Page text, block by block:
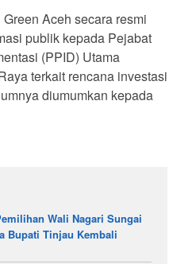
Aceh secara resmi
publik kepada Pejabat
(PPID) Utama
terkait rencana investasi
diumumkan kepada
Wali Nagari Sungai
Bupati Tinjau Kembali